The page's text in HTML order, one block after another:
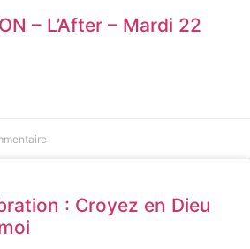
– L’After – Mardi 22
: Croyez en Dieu